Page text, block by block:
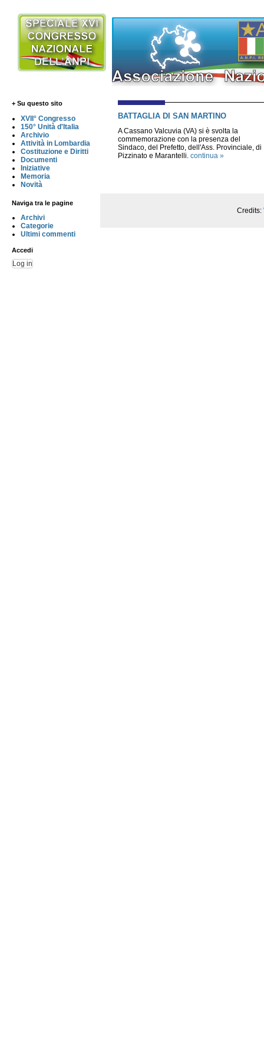
+ Su questo sito
XVII° Congresso
150° Unità d'Italia
Archivio
Attività in Lombardia
Costituzione e Diritti
Documenti
Iniziative
Memoria
Novità
Naviga tra le pagine
Archivi
Categorie
Ultimi commenti
Accedi
Log in
BATTAGLIA DI SAN MARTINO
A Cassano Valcuvia (VA) si è svolta la
commemorazione con la presenza del
Sindaco, del Prefetto, dell'Ass. Provinciale, di
Pizzinato e Marantelli. continua »
Credits: